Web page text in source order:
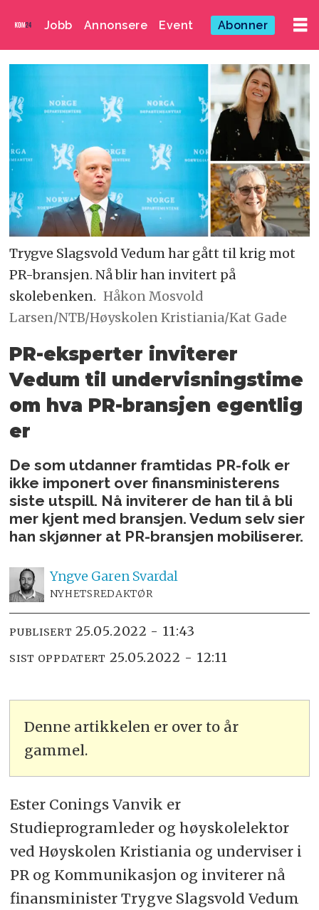
Jobb Annonsere Event Abonner
Trygve Slagsvold Vedum har gått til krig mot
PR-bransjen. Nå blir han invitert på
skolebenken. Håkon Mosvold
Larsen/NTB/Høyskolen Kristiania/Kat Gade
PR-eksperter inviterer
Vedum til undervisningstime
om hva PR-bransjen egentlig
er
De som utdanner framtidas PR-folk er
ikke imponert over finansministerens
siste utspill. Nå inviterer de han til å bli
mer kjent med bransjen. Vedum selv sier
han skjønner at PR-bransjen mobiliserer.
Yngve Garen Svardal
NYHETSREDAKTØR
PUBLISERT 25.05.2022 - 11:43
SIST OPPDATERT 25.05.2022 - 12:11
Denne artikkelen er over to år
gammel.
Ester Conings Vanvik er
Studieprogramleder og høyskolelektor
ved Høyskolen Kristiania og underviser i
PR og Kommunikasjon og inviterer nå
finansminister Trygve Slagsvold Vedum